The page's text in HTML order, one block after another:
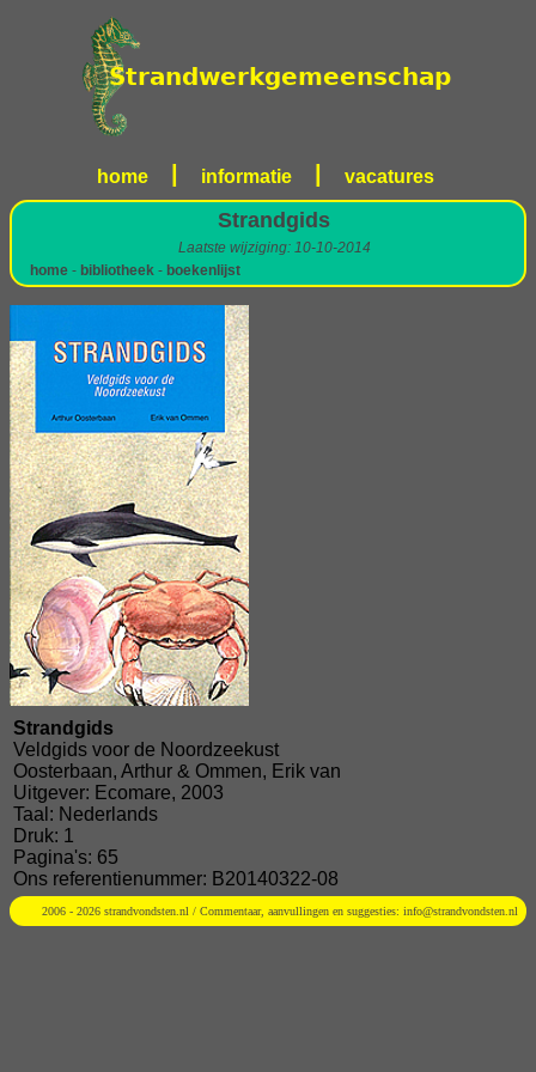
home informatie vacatures
Strandgids
Laatste wijziging: 10-10-2014
home - bibliotheek - boekenlijst
Strandgids
Veldgids voor de Noordzeekust
Oosterbaan, Arthur & Ommen, Erik van
Uitgever: Ecomare, 2003
Taal: Nederlands
Druk: 1
Pagina's: 65
Ons referentienummer: B20140322-08
2006 - 2026 strandvondsten.nl / Commentaar, aanvullingen en suggesties: info@strandvondsten.nl